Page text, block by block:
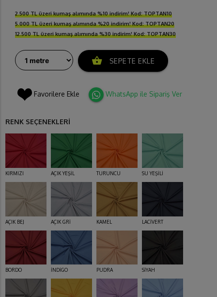
2.500 TL üzeri kumaş alımında %10 indirim! Kod: TOPTAN10
5.000 TL üzeri kumaş alımında %20 indirim! Kod: TOPTAN20
12.500 TL üzeri kumaş alımında %30 indirim! Kod: TOPTAN30
shopping_basket SEPETE EKLE
Favorilere Ekle WhatsApp ile Sipariş Ver
RENK SEÇENEKLERİ
KIRMIZI AÇIK YEŞİL TURUNCU SU YEŞİLİ
AÇIK BEJ AÇIK GRİ KAMEL LACİVERT
BORDO İNDİGO PUDRA SİYAH